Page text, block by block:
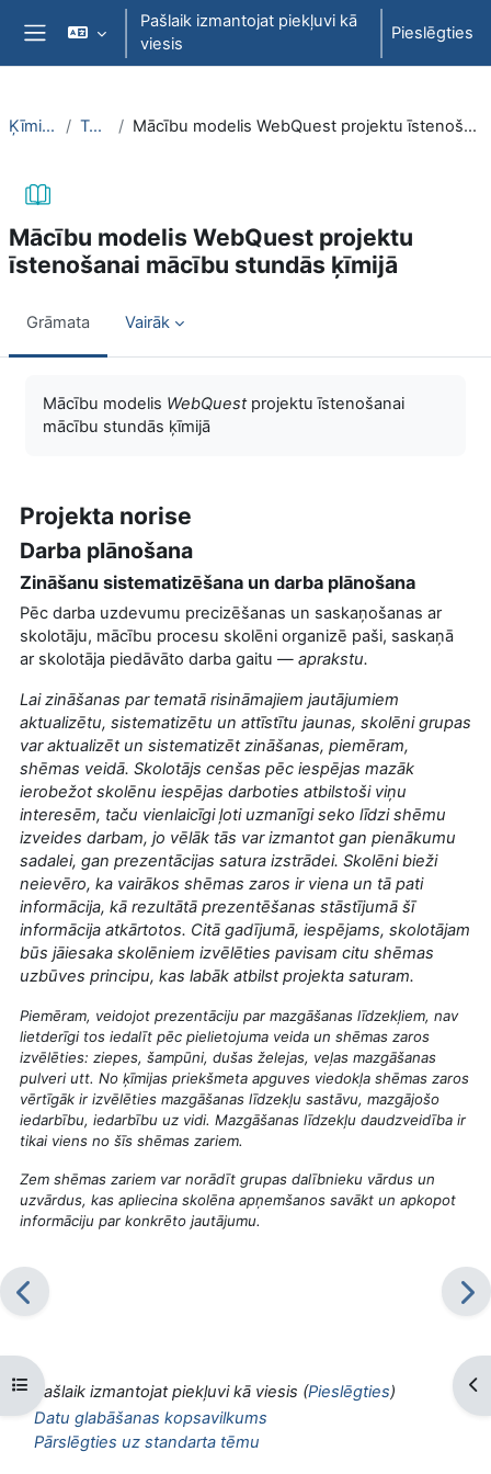
Atvērt galveno saturu
Sānu panelis
Pašlaik izmantojat piekļuvi kā
viesis
Pieslēgties
Atvērt kursu indeksu
ĶīmiT026 Topic 1 Mācību modelis WebQuest projektu īstenošanai mācību stundās ķīmijā
Mācību modelis WebQuest projektu
īstenošanai mācību stundās ķīmijā
Grāmata Vairāk
Mācību modelis WebQuest projektu īstenošanai
mācību stundās ķīmijā
Projekta norise
Darba plānošana
Zināšanu sistematizēšana un darba plānošana
Pēc darba uzdevumu precizēšanas un saskaņošanas ar
skolotāju, mācību procesu skolēni organizē paši, saskaņā
ar skolotāja piedāvāto darba gaitu — aprakstu.
Lai zināšanas par tematā risināmajiem jautājumiem
aktualizētu, sistematizētu un attīstītu jaunas, skolēni grupas
var aktualizēt un sistematizēt zināšanas, piemēram,
shēmas veidā. Skolotājs cenšas pēc iespējas mazāk
ierobežot skolēnu iespējas darboties atbilstoši viņu
interesēm, taču vienlaicīgi ļoti uzmanīgi seko līdzi shēmu
izveides darbam, jo vēlāk tās var izmantot gan pienākumu
sadalei, gan prezentācijas satura izstrādei. Skolēni bieži
neievēro, ka vairākos shēmas zaros ir viena un tā pati
informācija, kā rezultātā prezentēšanas stāstījumā šī
informācija atkārtotos. Citā gadījumā, iespējams, skolotājam
būs jāiesaka skolēniem izvēlēties pavisam citu shēmas
uzbūves principu, kas labāk atbilst projekta saturam.
Piemēram, veidojot prezentāciju par mazgāšanas līdzekļiem, nav
lietderīgi tos iedalīt pēc pielietojuma veida un shēmas zaros
izvēlēties: ziepes, šampūni, dušas želejas, veļas mazgāšanas
pulveri utt. No ķīmijas priekšmeta apguves viedokļa shēmas zaros
vērtīgāk ir izvēlēties mazgāšanas līdzekļu sastāvu, mazgājošo
iedarbību, iedarbību uz vidi. Mazgāšanas līdzekļu daudzveidība ir
tikai viens no šīs shēmas zariem.
Zem shēmas zariem var norādīt grupas dalībnieku vārdus un
uzvārdus, kas apliecina skolēna apņemšanos savākt un apkopot
informāciju par konkrēto jautājumu.
Pašlaik izmantojat piekļuvi kā viesis (Pieslēgties)
Datu glabāšanas kopsavilkums
Pārslēgties uz standarta tēmu